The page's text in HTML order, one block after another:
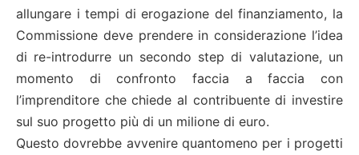
allungare i tempi di erogazione del finanziamento, la
Commissione deve prendere in considerazione l’idea
di re-introdurre un secondo step di valutazione, un
momento di confronto faccia a faccia con
l’imprenditore che chiede al contribuente di investire
sul suo progetto più di un milione di euro.
Questo dovrebbe avvenire quantomeno per i progetti